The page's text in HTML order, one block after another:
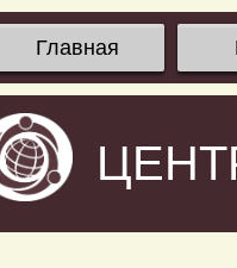
Главная